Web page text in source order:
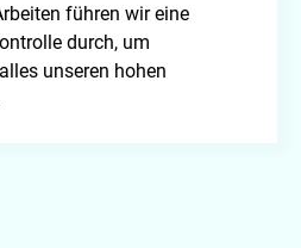
führen wir eine
durch, um
unseren hohen